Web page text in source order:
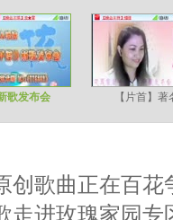
歌发布会 【片首】
创歌曲正在百
走进玫瑰家园